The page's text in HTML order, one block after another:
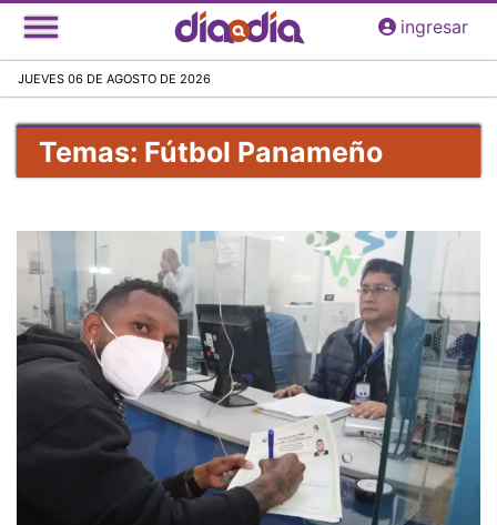
Pasar
al
principal
ingresar
JUEVES 06 DE AGOSTO DE 2026
Temas: Fútbol Panameño